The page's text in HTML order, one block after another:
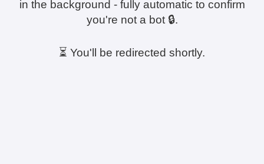
in the background - fully automatic to confirm
you're not a bot 🔒.
⏳ You'll be redirected shortly.